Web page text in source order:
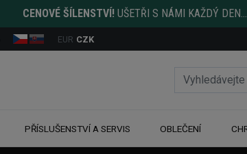
CENOVÉ ŠÍLENSTVÍ! UŠETŘI S NÁMI KAŽDÝ DEN...
EUR CZK
PŘÍSLUŠENSTVÍ A SERVIS OBLEČENÍ